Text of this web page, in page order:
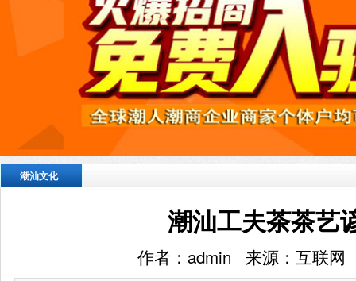
潮汕文化
潮汕工夫茶茶艺
作者：admin 来源：互联